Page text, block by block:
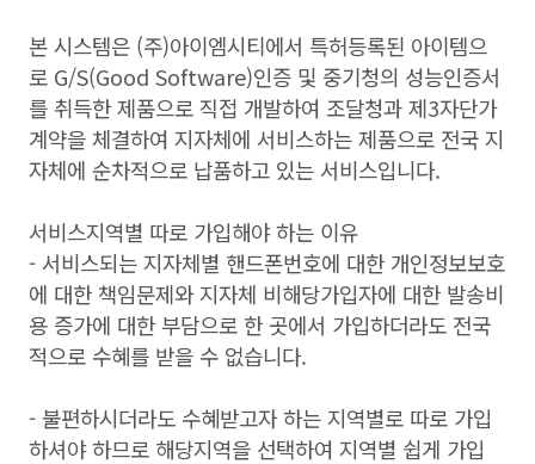
본 시스템은 (주)아이엠시티에서 특허등록된 아이템으
로 G/S(Good Software)인증 및 중기청의 성능인증서
를 취득한 제품으로 직접 개발하여 조달청과 제3자단가
계약을 체결하여 지자체에 서비스하는 제품으로 전국 지
자체에 순차적으로 납품하고 있는 서비스입니다.
서비스지역별 따로 가입해야 하는 이유
- 서비스되는 지자체별 핸드폰번호에 대한 개인정보보호
에 대한 책임문제와 지자체 비해당가입자에 대한 발송비
용 증가에 대한 부담으로 한 곳에서 가입하더라도 전국
적으로 수혜를 받을 수 없습니다.
- 불편하시더라도 수혜받고자 하는 지역별로 따로 가입
하셔야 하므로 해당지역을 선택하여 지역별 쉽게 가입